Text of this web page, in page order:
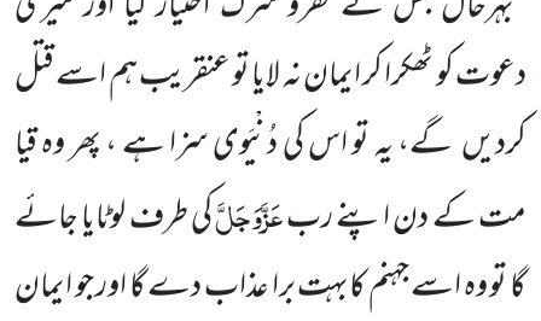
دعوت کو ٹھکرا کر ایمان نہ لایا تو عنقریب ہم اسے قتل
کردیںگے، یہ تو اس کی دُنْیَوی سزا ہے ، پھر وہ قیا
مت کے دن اپنے ربعَزَّوَجَلَّکی طرف لوٹایا جائے
گا تو وہ اسے جہنم کابہت برا عذاب دے گا اور جو ایمان